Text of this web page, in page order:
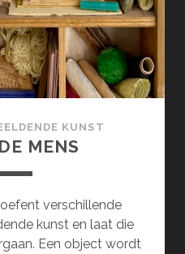
KUNST
MENS
verschillende
kunst en laat die
Een object wordt